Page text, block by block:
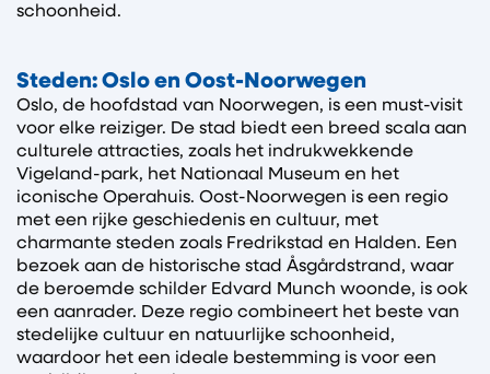
schoonheid.
Steden: Oslo en Oost-Noorwegen
Oslo, de hoofdstad van Noorwegen, is een must-visit
voor elke reiziger. De stad biedt een breed scala aan
culturele attracties, zoals het indrukwekkende
Vigeland-park, het Nationaal Museum en het
iconische Operahuis. Oost-Noorwegen is een regio
met een rijke geschiedenis en cultuur, met
charmante steden zoals Fredrikstad en Halden. Een
bezoek aan de historische stad Åsgårdstrand, waar
de beroemde schilder Edvard Munch woonde, is ook
een aanrader. Deze regio combineert het beste van
stedelijke cultuur en natuurlijke schoonheid,
waardoor het een ideale bestemming is voor een